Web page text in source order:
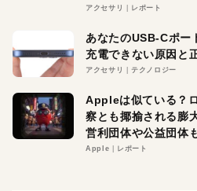
アクセサリ レポート
あなたのUSB-Cポー
充電できない原因と
アクセサリ テクノロジー
Appleは似ている？
察とも揶揄される膨
営利団体や公益団体
る理由とは
Apple レポート